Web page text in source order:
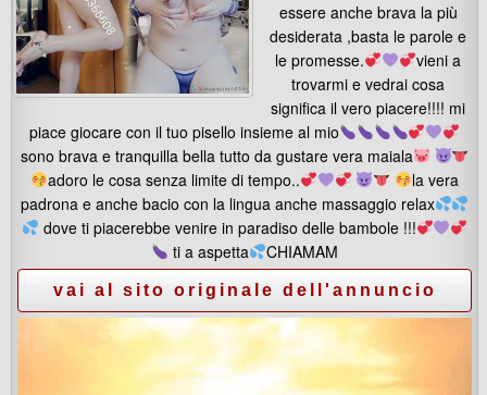
essere anche brava la più
desiderata ,basta le parole e
le promesse.
vieni a
trovarmi e vedrai cosa
significa il vero piacere!!!! mi
piace giocare con il tuo pisello insieme al mio
sono brava e tranquilla bella tutto da gustare vera maiala
adoro le cosa senza limite di tempo..
la vera
padrona e anche bacio con la lingua anche massaggio relax
dove ti piacerebbe venire in paradiso delle bambole !!!
ti a aspetta
CHIAMAM